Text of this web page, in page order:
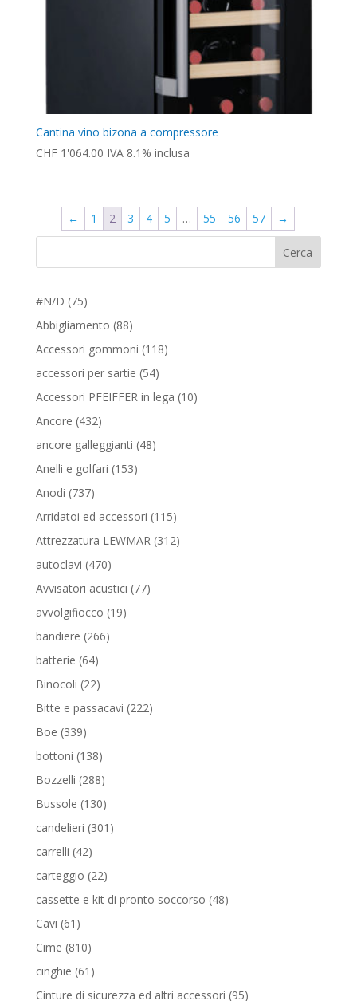
Cantina vino bizona a compressore
CHF1'064.00 IVA 8.1% inclusa
← 1 2 3 4 5 … 55 56 57 →
Cerca
#N/D 7575
prodotti
Abbigliamento 8888
prodotti
Accessori gommoni 118118
accessori per sartie 5454
prodotti
Accessori PFEIFFER in lega 1010
Ancore 432432
prodotti
ancore galleggianti 4848
Anelli e golfari 153153
Anodi 737737
prodotti
Arridatoi ed accessori 115115
prodotti
Attrezzatura LEWMAR 312312
autoclavi 470470
prodotti
Avvisatori acustici 7777
avvolgifiocco 1919
bandiere 266266
batterie 6464
prodotti
Binocoli 2222
prodotti
Bitte e passacavi 222222
Boe 339339
prodotti
bottoni 138138
prodotti
Bozzelli 288288
prodotti
Bussole 130130
prodotti
candelieri 301 301
carrelli 4242
prodotti
carteggio 2222
prodotti
cassette e kit di pronto soccorso 4848
Cavi 61 61
prodotti
Cime 810810
prodotti
cinghie 61 61
prodotti
Cinture di sicurezza ed altri accessori 9595